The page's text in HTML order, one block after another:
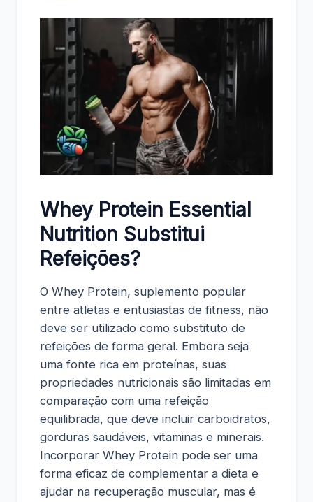
Whey Protein Essential
Nutrition Substitui
Refeições?
O Whey Protein, suplemento popular
entre atletas e entusiastas de fitness, não
deve ser utilizado como substituto de
refeições de forma geral. Embora seja
uma fonte rica em proteínas, suas
propriedades nutricionais são limitadas em
comparação com uma refeição
equilibrada, que deve incluir carboidratos,
gorduras saudáveis, vitaminas e minerais.
Incorporar Whey Protein pode ser uma
forma eficaz de complementar a dieta e
ajudar na recuperação muscular, mas é